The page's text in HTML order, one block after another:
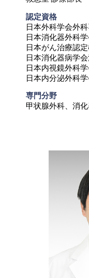
日本外科学会外
日本消化器外科
日本がん治療認
日本消化器病学
日本内視鏡外科
日本内分泌外科
専門分野
甲状腺外科、消